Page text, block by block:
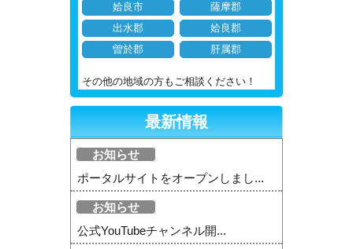
姶良市
薩摩郡
出水郡
姶良郡
曽於郡
肝属郡
その他の地域の方もご相談ください！
最新情報
お知らせ
ポータルサイトをオープンしまし...
お知らせ
公式YouTubeチャンネル開...